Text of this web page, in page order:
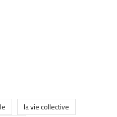
la vie collective